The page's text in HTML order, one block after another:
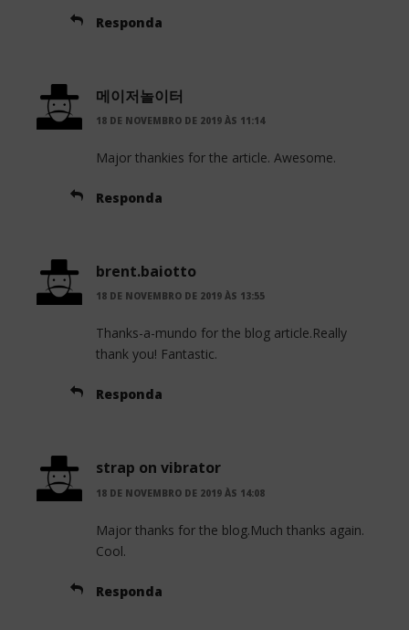
Responda
메이저놀이터
18 DE NOVEMBRO DE 2019 ÀS 11:14
Major thankies for the article. Awesome.
Responda
brent.baiotto
18 DE NOVEMBRO DE 2019 ÀS 13:55
Thanks-a-mundo for the blog article.Really
thank you! Fantastic.
Responda
strap on vibrator
18 DE NOVEMBRO DE 2019 ÀS 14:08
Major thanks for the blog.Much thanks again.
Cool.
Responda